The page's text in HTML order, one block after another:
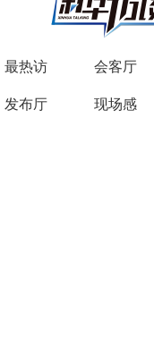
最热访 会客厅
发布厅
现场感